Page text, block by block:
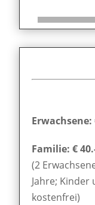
Erwachsene:
Familie: €
(2
Jahre; Kinder
kostenfrei)